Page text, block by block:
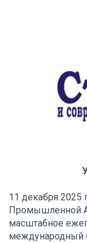
11 декабря
Промышленной
масштабное
международный